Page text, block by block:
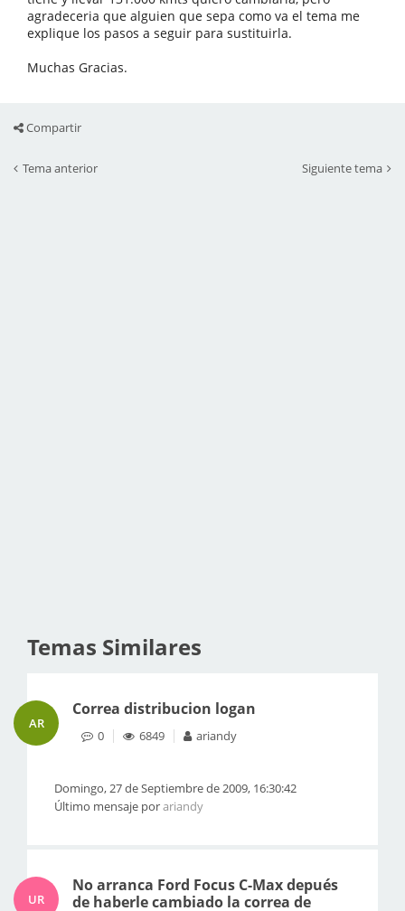
agradeceria que alguien que sepa como va el tema me
explique los pasos a seguir para sustituirla.
Muchas Gracias.
Compartir
Tema anterior Siguiente tema
Temas Similares
AR
Correa distribucion logan
0 6849 ariandy
Domingo, 27 de Septiembre de 2009, 16:30:42
Último mensaje porariandy
UR
No arranca Ford Focus C-Max depués
de haberle cambiado la correa de